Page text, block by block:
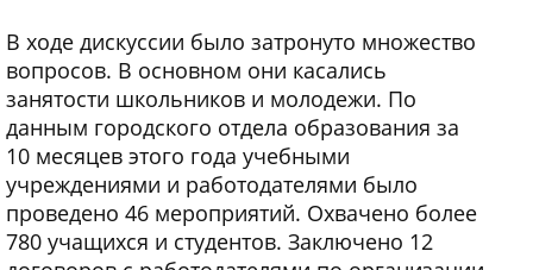
В ходе дискуссии было затронуто множество
вопросов. В основном они касались
занятости школьников и молодежи. По
данным городского отдела образования за
10 месяцев этого года учебными
учреждениями и работодателями было
проведено 46 мероприятий. Охвачено более
780 учащихся и студентов. Заключено 12